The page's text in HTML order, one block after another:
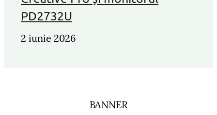
PD2732U
2 iunie 2026
BANNER